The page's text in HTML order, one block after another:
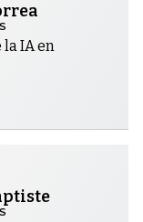
IA en